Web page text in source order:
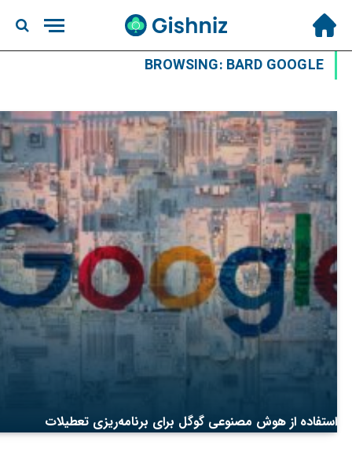
BROWSING: BARD GOOGLE
استفاده از هوش مصنوعی گوگل برای برنامه‌ریزی تعطیلات